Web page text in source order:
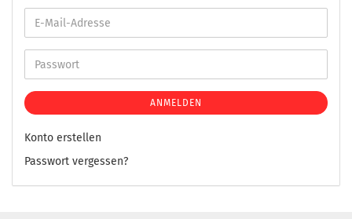
ANMELDEN
Konto erstellen
Passwort vergessen?